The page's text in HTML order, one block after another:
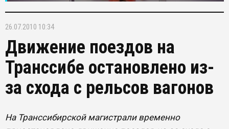
26.07.2010 10:34
Движение поездов на
Транссибе остановлено из-
за схода с рельсов вагонов
На Транссибирской магистрали временно